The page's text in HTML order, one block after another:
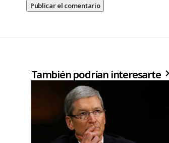
También podrían interesarte